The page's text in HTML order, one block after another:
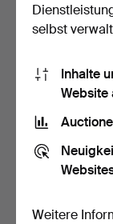
PLAFOND,
9 Std 33 Min
8 Gebote
selbst
Inhalte
Website
Weitere